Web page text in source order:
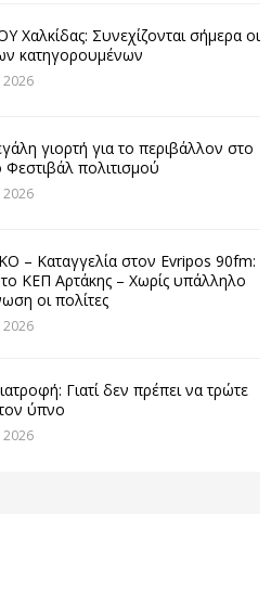
Χαλκίδας: Συνεχίζονται σήμερα οι
κατηγορουμένων
γιορτή για το περιβάλλον στο
πολιτισμού
– Καταγγελία στον Evripos 90fm:
ΚΕΠ Αρτάκης – Χωρίς υπάλληλο
οι πολίτες
Γιατί δεν πρέπει να τρώτε
ύπνο